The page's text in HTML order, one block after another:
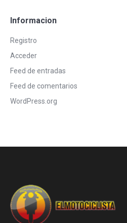
Informacion
Registro
Acceder
Feed de entradas
Feed de comentarios
WordPress.org